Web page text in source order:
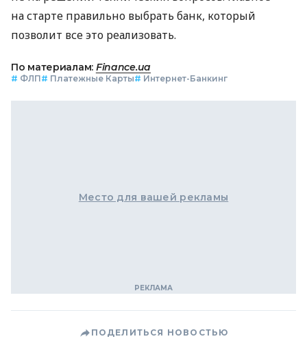
на старте правильно выбрать банк, который
позволит все это реализовать.
По материалам: Finance.ua
# ФЛП# Платежные Карты# Интернет-Банкинг
Место для вашей рекламы
ПОДЕЛИТЬСЯ НОВОСТЬЮ